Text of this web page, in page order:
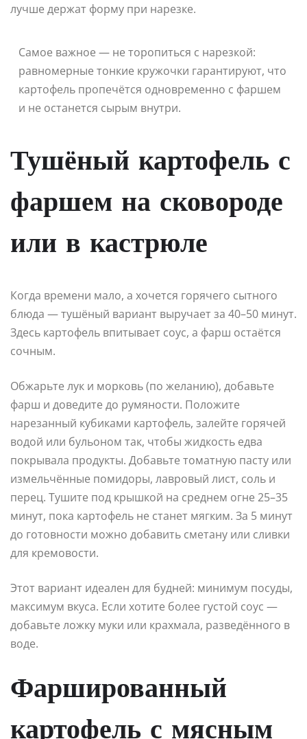
лучше держат форму при нарезке.
Самое важное — не торопиться с нарезкой:
равномерные тонкие кружочки гарантируют, что
картофель пропечётся одновременно с фаршем
и не останется сырым внутри.
Тушёный картофель с
фаршем на сковороде
или в кастрюле
Когда времени мало, а хочется горячего сытного
блюда — тушёный вариант выручает за 40–50 минут.
Здесь картофель впитывает соус, а фарш остаётся
сочным.
Обжарьте лук и морковь (по желанию), добавьте
фарш и доведите до румяности. Положите
нарезанный кубиками картофель, залейте горячей
водой или бульоном так, чтобы жидкость едва
покрывала продукты. Добавьте томатную пасту или
измельчённые помидоры, лавровый лист, соль и
перец. Тушите под крышкой на среднем огне 25–35
минут, пока картофель не станет мягким. За 5 минут
до готовности можно добавить сметану или сливки
для кремовости.
Этот вариант идеален для будней: минимум посуды,
максимум вкуса. Если хотите более густой соус —
добавьте ложку муки или крахмала, разведённого в
воде.
Фаршированный
картофель с мясным